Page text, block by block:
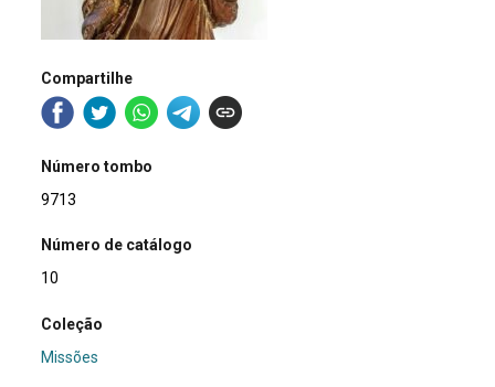
Compartilhe
Número tombo
9713
Número de catálogo
10
Coleção
Missões